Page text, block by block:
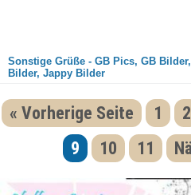
Sonstige Grüße - GB Pics, GB
Bilder, Jappy Bilder
« Vorherige Seite 1 2
9
10 11